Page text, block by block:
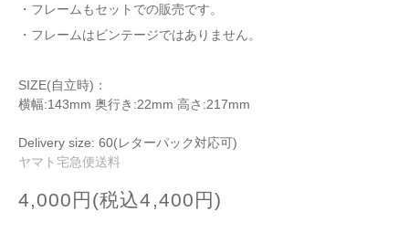
・フレームもセットでの販売です。
・フレームはビンテージではありません。
SIZE(自立時)：
横幅:143mm 奥行き:22mm 高さ:217mm
Delivery size: 60(レターパック対応可)
ヤマト宅急便送料
4,000円(税込4,400円)